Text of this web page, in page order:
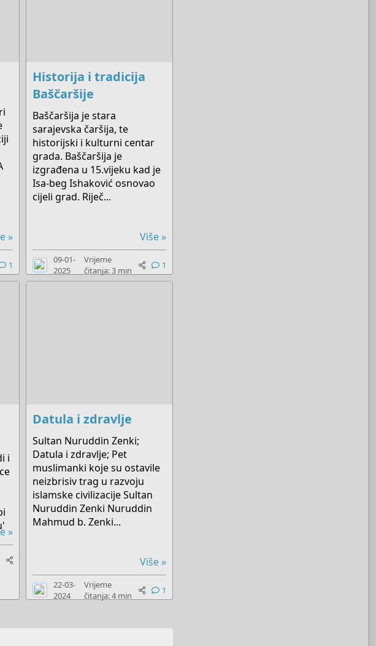
»
1
Historija i tradicija
Baščaršije
Baščaršija je stara
sarajevska čaršija, te
historijski i kulturni centar
grada. Baščaršija je
izgrađena u 15.vijeku kad je
Isa-beg Ishaković osnovao
cijeli grad. Riječ...
Više »
09-01-
2025
Vrijeme
čitanja: 3 min
1
i
»
Datula i zdravlje
Sultan Nuruddin Zenki;
Datula i zdravlje; Pet
muslimanki koje su ostavile
neizbrisiv trag u razvoju
islamske civilizacije Sultan
Nuruddin Zenki Nuruddin
Mahmud b. Zenki...
Više »
22-03-
2024
Vrijeme
čitanja: 4 min
1